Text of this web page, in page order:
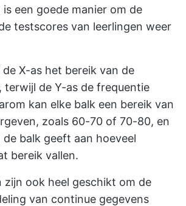
een goede manier om de
testscores van leerlingen weer
X-as het bereik van de
terwijl de Y-as de frequentie
kan elke balk een bereik van
zoals 60-70 of 70-80, en
balk geeft aan hoeveel
bereik vallen.
zijn ook heel geschikt om de
van continue gegevens